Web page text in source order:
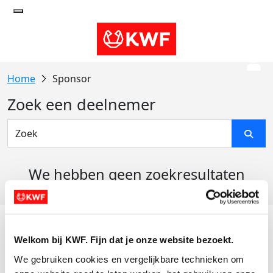
Welkom bij KWF. Fijn dat je onze website bezoekt.
We gebruiken cookies en vergelijkbare technieken om
Sponsor
Zoek een deelnemer
We hebben geen zoekresultaten
Actiematerialen
Evenementen